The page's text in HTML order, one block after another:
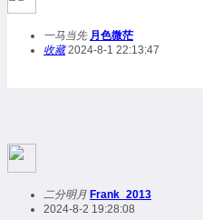
一马当先 月色微茫
收藏2024-8-1 22:13:47
二分明月 Frank_2013
2024-8-2 19:28:08